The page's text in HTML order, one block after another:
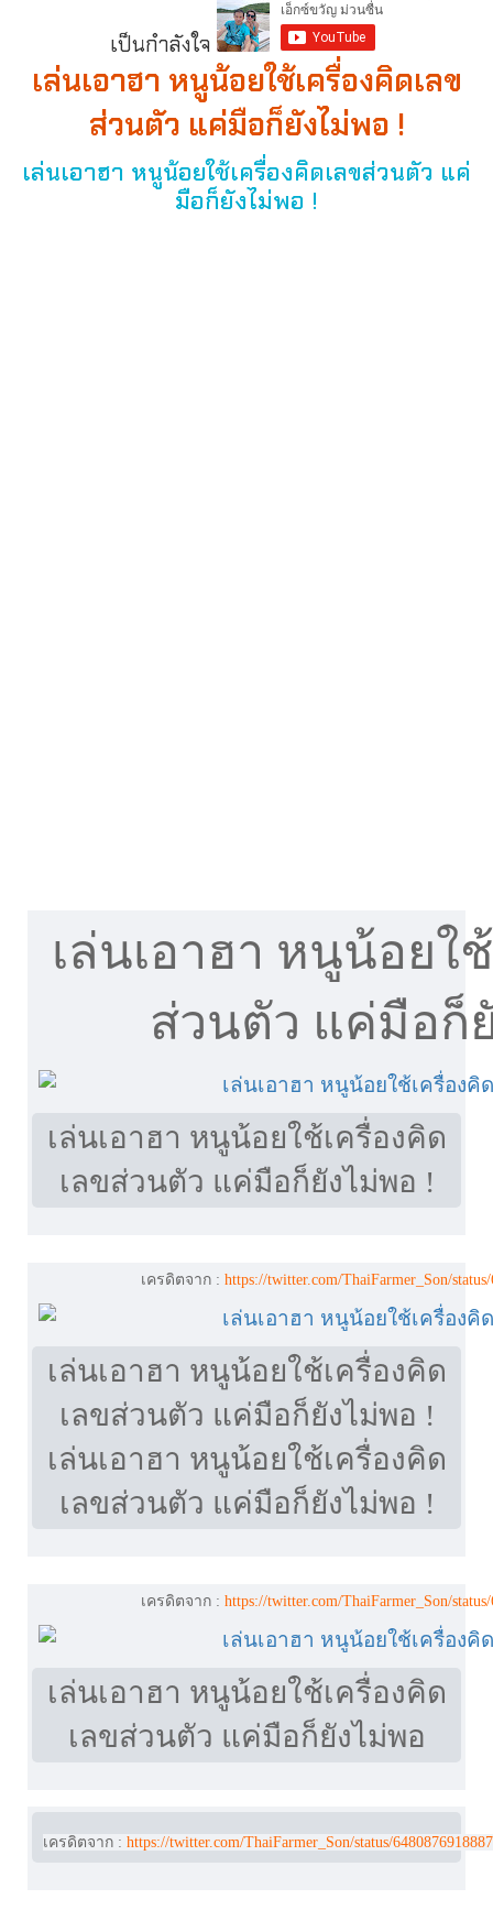
เป็นกำลังใจ
เล่นเอาฮา หนูน้อยใช้เครื่องคิดเลข
ส่วนตัว แค่มือก็ยังไม่พอ !
เล่นเอาฮา หนูน้อยใช้เครื่องคิดเลขส่วนตัว แค่
มือก็ยังไม่พอ !
เล่นเอาฮา หนูน้อยใ
ส่วนตัว แค่มือก็
เล่นเอาฮา หนูน้อยใช้เครื่องคิด
เลขส่วนตัว แค่มือก็ยังไม่พอ !
เครดิตจาก : https://twitter.com/ThaiFarmer_Son/
เล่นเอาฮา หนูน้อยใช้เครื่องคิด
เลขส่วนตัว แค่มือก็ยังไม่พอ !
เล่นเอาฮา หนูน้อยใช้เครื่องคิด
เลขส่วนตัว แค่มือก็ยังไม่พอ !
เครดิตจาก : https://twitter.com/ThaiFarmer_Son/
เล่นเอาฮา หนูน้อยใช้เครื่องคิด
เลขส่วนตัว แค่มือก็ยังไม่พอ
เครดิตจาก : https://twitter.com/ThaiFarmer_Son/status/